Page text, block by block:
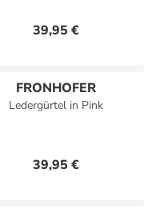
39,95 €
FRONHOFER
Ledergürtel in Pink
39,95 €